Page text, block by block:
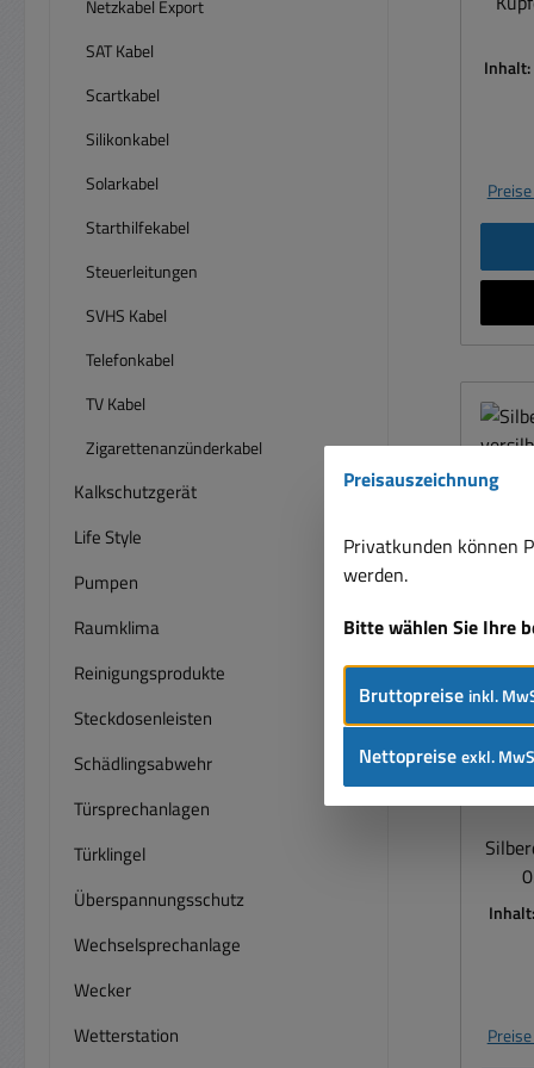
Netzkabel Export
SAT Kabel
Scartkabel
Silikonkabel
Solarkabel
Starthilfekabel
Steuerleitungen
SVHS Kabel
Telefonkabel
TV Kabel
Zigarettenanzünderkabel
Kalkschutzgerät
Life Style
Pumpen
Raumklima
Reinigungsprodukte
Steckdosenleisten
Schädlingsabwehr
Türsprechanlagen
Türklingel
Überspannungsschutz
Wechselsprechanlage
Wecker
Wetterstation
Inhalt:
Inhalt:
Preisauszeichnung
Privatkunden können
werden.
Bitte wählen Sie Ihre
Bruttopreise inkl.
Nettopreiseexkl.